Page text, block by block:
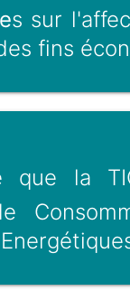
s sur
fins
que la